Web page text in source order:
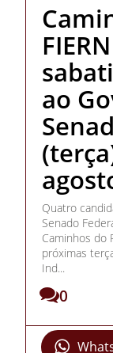
ao
Quatro
Senado
Caminhos do
próximas
Ind...
0